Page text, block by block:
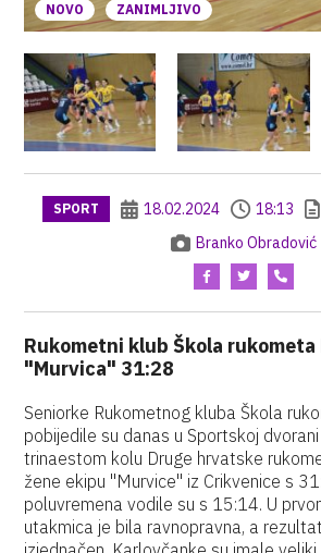
NOVO ZANIMLJIVO
SPORT 18.02.2024 18:13
Branko Obradović
Rukometni klub Škola rukometa
"Murvica" 31:28
Seniorke Rukometnog kluba Škola
pobijedile su danas u Sportskoj
trinaestom kolu Druge hrvatske
žene ekipu "Murvice" iz Crikvenice s
poluvremena vodile su s 15:14. U
utakmica je bila ravnopravna, a